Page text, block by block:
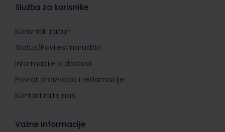
Služba za korisnike
Korisnički račun
Status/Povijest narudžbi
Informacije o dostavi
Povrat proizvoda i reklamacije
Kontaktirajte nas
Važne informacije